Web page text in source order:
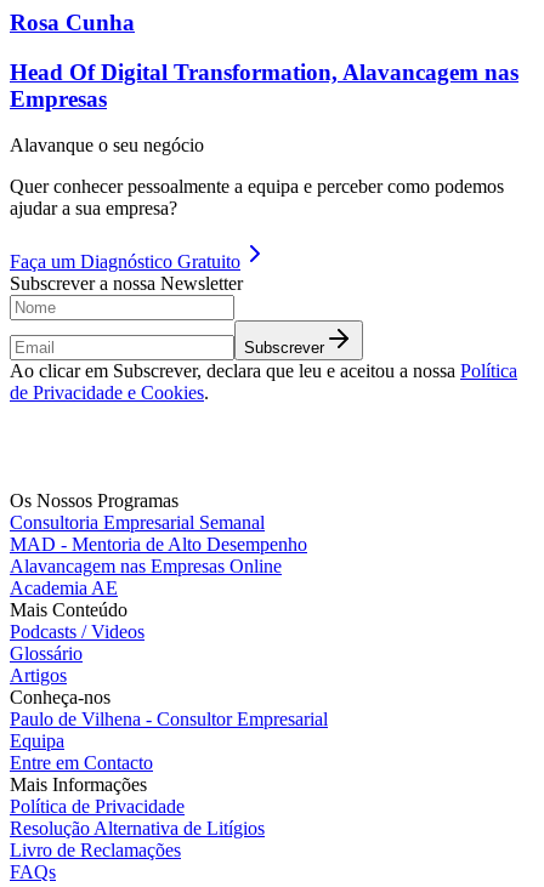
Rosa Cunha
Head Of Digital Transformation, Alavancagem nas
Empresas
Alavanque o seu negócio
Quer conhecer pessoalmente a equipa e perceber como podemos
ajudar a sua empresa?
Faça um Diagnóstico Gratuito
Subscrever a nossa Newsletter
Subscrever
Ao clicar em Subscrever, declara que leu e aceitou a nossa Política
de Privacidade e Cookies.
Os Nossos Programas
Consultoria Empresarial Semanal
MAD - Mentoria de Alto Desempenho
Alavancagem nas Empresas Online
Academia AE
Mais Conteúdo
Podcasts / Videos
Glossário
Artigos
Conheça-nos
Paulo de Vilhena - Consultor Empresarial
Equipa
Entre em Contacto
Mais Informações
Política de Privacidade
Resolução Alternativa de Litígios
Livro de Reclamações
FAQs